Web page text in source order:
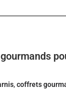
,coffrets